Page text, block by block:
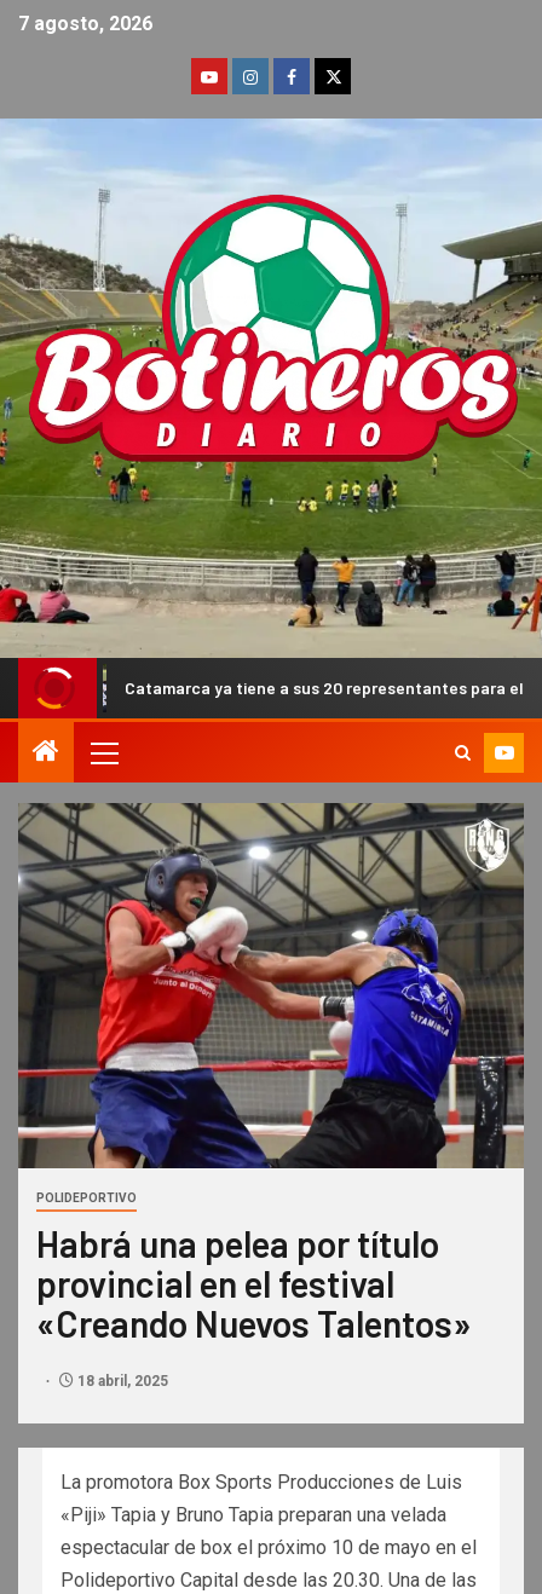
7 agosto, 2026
ya tiene a sus 20 representantes para el Campeonato
POLIDEPORTIVO
Habrá una pelea por título
provincial en el festival
«Creando Nuevos Talentos»
18 abril, 2025
La promotora Box Sports Producciones de Luis
«Piji» Tapia y Bruno Tapia preparan una velada
espectacular de box el próximo 10 de mayo en el
Polideportivo Capital desde las 20.30. Una de las